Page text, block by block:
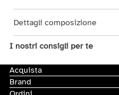
Dettagli composizione
I nostri consigli per te
Acquista
Brand